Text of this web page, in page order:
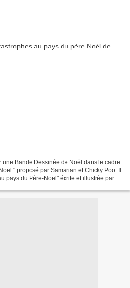
une Bande Dessinée de Noël dans le cadre
" proposé par Samarian et Chicky Poo. Il
pays du Père-Noël" écrite et illustrée par